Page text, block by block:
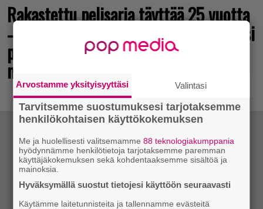
Rakastettu pelisarja täyttää 25 vuotta
– vuonna 2012 julkaistu osa ilmaiseksi
pc:lle, muita osia voi testailla
maksutta
Arvostamme yksityisyyttäsi Valintasi
Tarvitsemme suostumuksesi tarjotaksemme
henkilökohtaisen käyttökokemuksen
Me ja huolellisesti valitsemamme88 teknologiakumppania
hyödynnämme henkilötietoja tarjotaksemme paremman
käyttäjäkokemuksen sekä kohdentaaksemme sisältöä ja
mainoksia.
Hyväksymällä suostut tietojesi käyttöön seuraavasti
Käytämme laitetunnisteita ja tallennamme evästeitä